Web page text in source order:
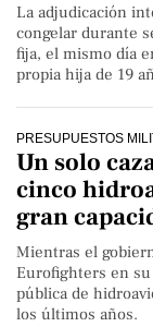
La adjudicación
congelar durante
fija, el mismo día
propia hija de 19
PRESUPUESTOS
Un solo
cinco
gran
Mientras el
Eurofighters en
pública de
los últimos años.